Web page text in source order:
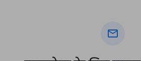
mail